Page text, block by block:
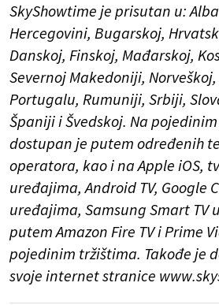
SkyShowtime je prisutan u:
Hercegovini, Bugarskoj,
Danskoj, Finskoj, Mađarskoj,
Severnoj Makedoniji,
Portugalu, Rumuniji, Srbiji,
Španiji i Švedskoj. Na
dostupan je putem određenih
operatora, kao i na Apple iOS,
uređajima, Android TV, Google
uređajima, Samsung Smart TV
putem Amazon Fire TV i Prime
pojedinim tržištima. Takođe je
svoje internet stranice